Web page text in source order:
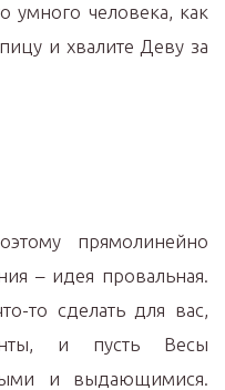
умного человека, как
и хвалите Деву за
прямолинейно
– идея провальная.
то сделать для вас,
и пусть Весы
и выдающимися.